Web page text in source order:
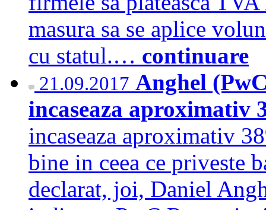
masura sa se aplice
cu statul.… continuare
21.09.2017 Anghel
incaseaza aproximativ
incaseaza aproximativ
bine in ceea ce priveste
declarat, joi, Daniel